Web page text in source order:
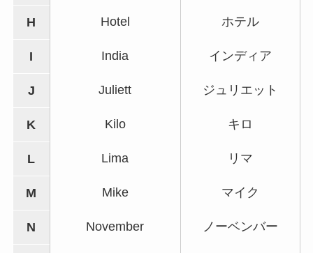
H Hotel ホテル
I India インディア
J Juliett ジュリエット
K Kilo キロ
L Lima リマ
M Mike マイク
N November ノーベンバー